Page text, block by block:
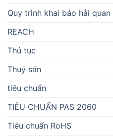
Quy trình khai báo hải quan
REACH
Thủ tục
Thuỷ sản
tiêu chuẩn
TIÊU CHUẨN PAS 2060
Tiêu chuẩn RoHS